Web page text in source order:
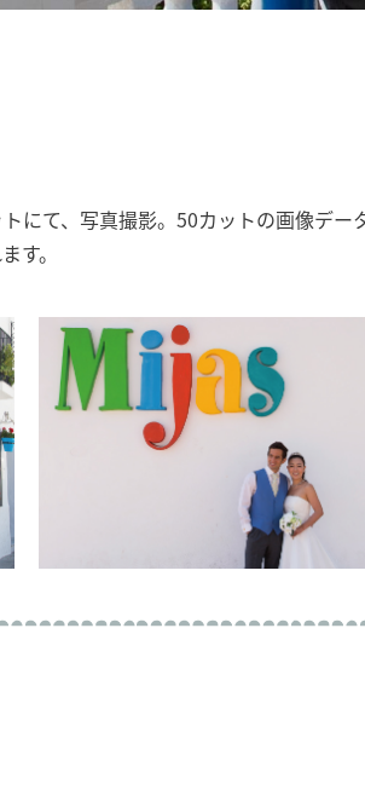
にて、写真撮影。50カットの画像デ
す。